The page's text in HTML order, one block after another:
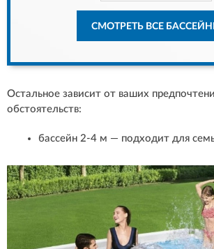
СМОТРЕТЬ ВСЕ
Остальное зависит от ваших
обстоятельств:
бассейн 2-4 м — подходит для